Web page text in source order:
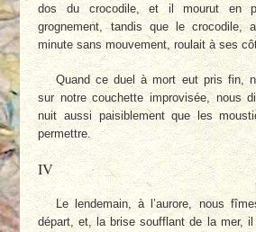
dos du crocodile, et il mourut en
grognement, tandis que le crocodile,
minute sans mouvement, roulait à ses
Quand ce duel à mort eut pris fin,
sur notre couchette improvisée, nous
nuit aussi paisiblement que les
permettre.
IV
Le lendemain, à l’aurore, nous
départ, et, la brise soufflant de la mer,